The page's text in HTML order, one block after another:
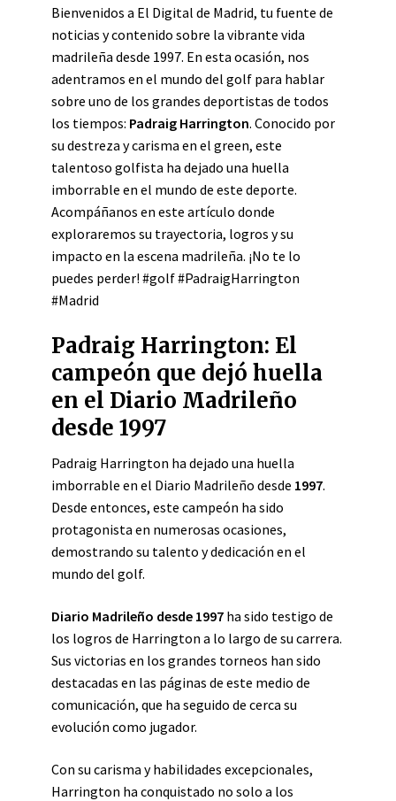
Bienvenidos a El Digital de Madrid, tu fuente de
noticias y contenido sobre la vibrante vida
madrileña desde 1997. En esta ocasión, nos
adentramos en el mundo del golf para hablar
sobre uno de los grandes deportistas de todos
los tiempos: Padraig Harrington. Conocido por
su destreza y carisma en el green, este
talentoso golfista ha dejado una huella
imborrable en el mundo de este deporte.
Acompáñanos en este artículo donde
exploraremos su trayectoria, logros y su
impacto en la escena madrileña. ¡No te lo
puedes perder! #golf #PadraigHarrington
#Madrid
Padraig Harrington: El
campeón que dejó huella
en el Diario Madrileño
desde 1997
Padraig Harrington ha dejado una huella
imborrable en el Diario Madrileño desde 1997.
Desde entonces, este campeón ha sido
protagonista en numerosas ocasiones,
demostrando su talento y dedicación en el
mundo del golf.
Diario Madrileño desde 1997 ha sido testigo de
los logros de Harrington a lo largo de su carrera.
Sus victorias en los grandes torneos han sido
destacadas en las páginas de este medio de
comunicación, que ha seguido de cerca su
evolución como jugador.
Con su carisma y habilidades excepcionales,
Harrington ha conquistado no solo a los